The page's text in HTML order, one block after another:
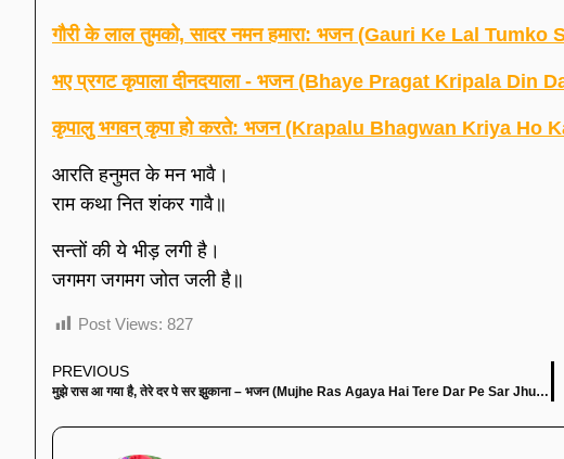
गौरी के लाल तुमको, सादर नमन हमारा: भजन (Gauri Ke Lal
भए प्रगट कृपाला दीनदयाला - भजन (Bhaye Pragat Kripala Din
कृपालु भगवन् कृपा हो करते: भजन (Krapalu Bhagwan Kriya Ho
आरति हनुमत के मन भावै।
राम कथा नित शंकर गावै॥
सन्तों की ये भीड़ लगी है।
जगमग जगमग जोत जली है॥
Post Views: 827
PREVIOUS
मुझे रास आ गया है, तेरे दर पे सर झुकाना – भजन (Mujhe Ras Agaya Hai Tere Dar Pe Sar Jhukana)